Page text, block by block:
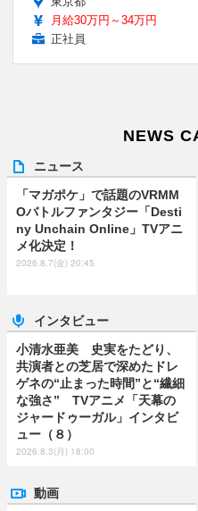
月給30万円～34万円
正社員
NEWS
ニュース
「マガポケ」で話題のVRMM
Oバトルファンタジー「Desti
ny Unchain Online」TVアニ
メ化決定！
2026.8.7(金) 20:45
インタビュー
小清水亜美 史実をたどり、
共演者との芝居で深めたドレ
ゲネの“止まった時間”と“繊細
な強さ” TVアニメ「天幕の
ジャードゥーガル」インタビ
ュー（８）
2026.8.3(月) 18:00
動画